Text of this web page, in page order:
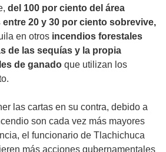
del 100 por ciento del área
20 y 30 por ciento sobrevive,
en otros incendios forestales
de las sequías y la propia
de ganado que utilizan los
las cartas en su contra, debido a
son cada vez más mayores
el funcionario de Tlachichuca
más acciones gubernamentales